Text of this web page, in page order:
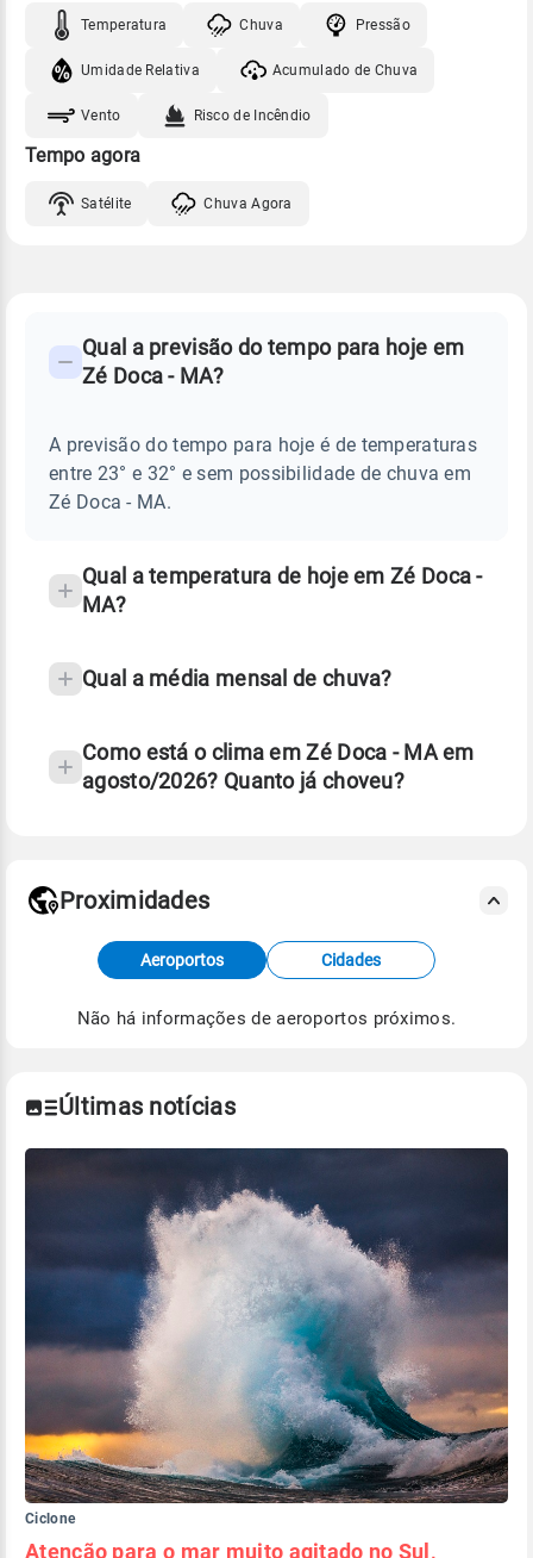
Temperatura Chuva Pressão
Umidade Relativa Acumulado de Chuva
Vento Risco de Incêndio
Tempo agora
Satélite Chuva Agora
PREVISÃO
TEMPO
Perguntas
sobre
chuva
Qual a previsão do tempo para hoje em
Zé Doca - MA?
A previsão do tempo para hoje é de temperaturas
entre 23° e 32° e sem possibilidade de chuva em
Zé Doca - MA.
Qual a temperatura de hoje em Zé Doca -
MA?
Qual a média mensal de chuva?
Como está o clima em Zé Doca - MA em
agosto/2026? Quanto já choveu?
Fonte: dados combinados de estações
meteorológicas e satélite do Centro de Previsão
de Tempo e Estudos Climáticos (CPTEC).
Proximidades
Aeroportos Cidades
Não há informações de aeroportos próximos.
Últimas notícias
Ciclone
Atenção para o mar muito agitado no Sul,